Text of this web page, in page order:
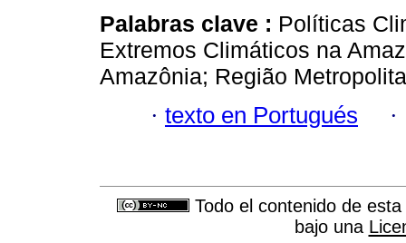
Palabras clave : Políticas
Extremos Climáticos na
Amazônia; Região
· texto en Portugués ·
Todo el contenido de
bajo una